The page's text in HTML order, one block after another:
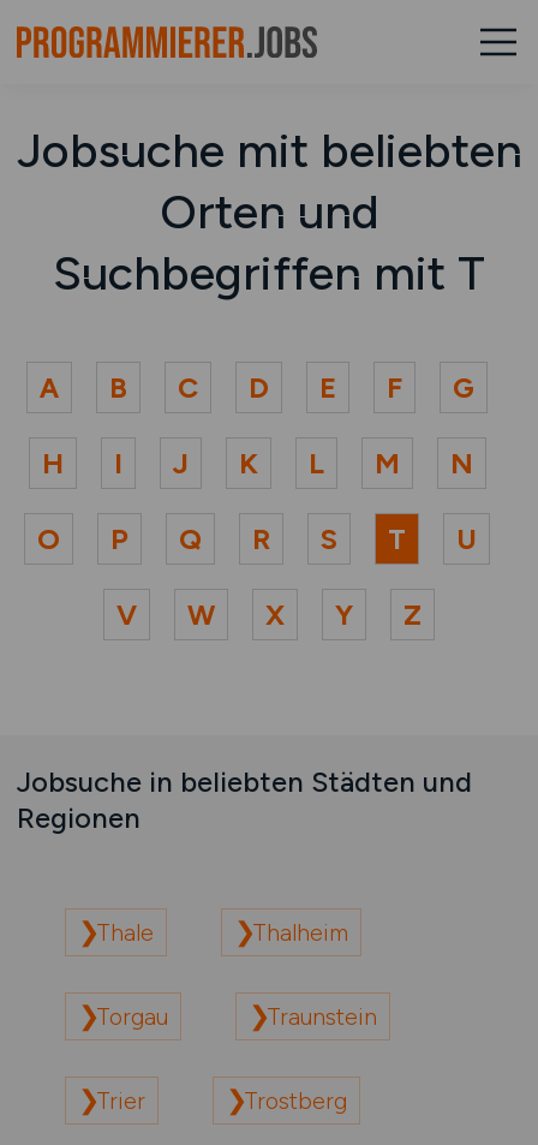
Jobsuche mit beliebten
Orten und
Suchbegriffen mit T
A B C D E F G
H I J K L M N
O P Q R S T U
V W X Y Z
Jobsuche in beliebten Städten und
Regionen
Thale Thalheim
Torgau Traunstein
Trier Trostberg